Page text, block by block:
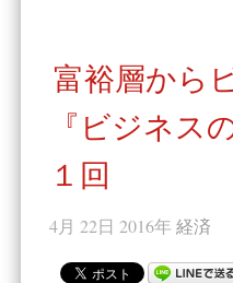
富裕層から
『ビジネス
１回
4月 22日 2016年 経済